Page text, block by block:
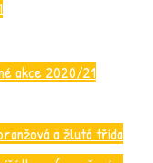
akce 2020/21
a žlutá třída